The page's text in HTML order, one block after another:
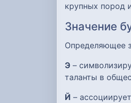
крупных пород
Значение
Определяющее
Э –
таланты в
Й –